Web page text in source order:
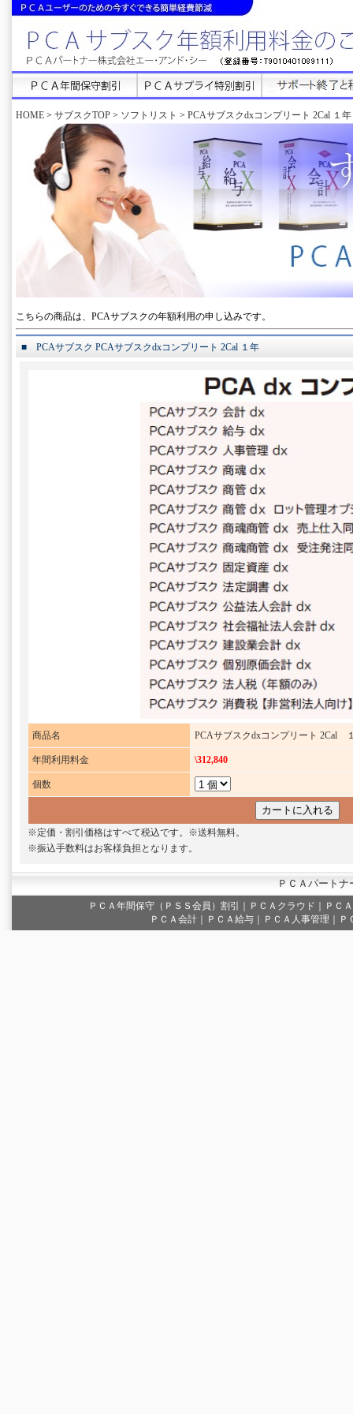
HOME > サブスクTOP > ソフトリスト > PCAサブスクdxコンプリート 2Cal １年
こちらの商品は、PCAサブスクの年額利用の申し込みです。
■ PCAサブスク PCAサブスクdxコンプリート 2Cal １年
商品名 PCAサブスクdxコンプリート 2Cal
年間利用料金 \312,840
個数
※定価・割引価格はすべて税込です。※送料無料。
※振込手数料はお客様負担となります。
ＰＣＡパート
ＰＣＡ年間保守（ＰＳＳ会員）割引 ＰＣＡクラウド
ＰＣ
ＰＣＡ会計｜ＰＣＡ給与｜ＰＣＡ人事管理｜